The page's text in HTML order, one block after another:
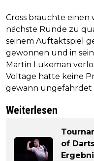
Cross brauchte einen
nächste Runde zu
seinem Auftaktspiel
gewonnen und in
Martin Lukeman
Voltage hatte keine
gewann ungefährdet
Weiterlesen
of